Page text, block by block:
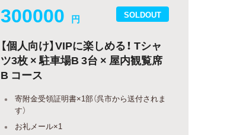
SOLDOUT
300000 円
【個人向け】VIPに楽しめる！ Tシャ
ツ3枚 × 駐車場B 3台 × 屋内観覧席
B コース
寄附金受領証明書×1部（呉市から送付されま
す）
お礼メール×1